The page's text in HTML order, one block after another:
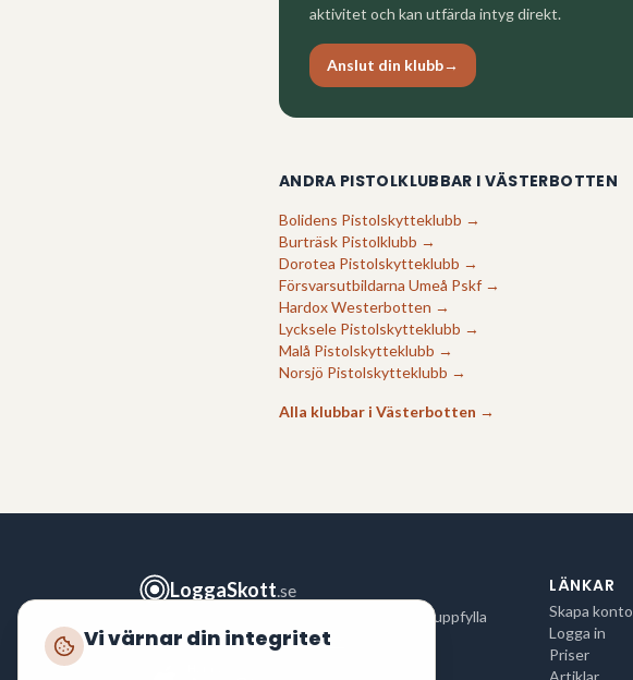
aktivitet och kan utfärda intyg direkt.
Anslut din klubb→
ANDRA PISTOLKLUBBAR I VÄSTERBOTTEN
Bolidens Pistolskytteklubb →
Burträsk Pistolklubb →
Dorotea Pistolskytteklubb →
Försvarsutbildarna Umeå Pskf →
Hardox Westerbotten →
Lycksele Pistolskytteklubb →
Malå Pistolskytteklubb →
Norsjö Pistolskytteklubb →
Alla klubbar i Västerbotten →
LoggaSkott.se
Logga ditt skytte snabbt och enkelt för att uppfylla
polisens krav enligtFAP 551-3
LÄNKAR
Skapa konto
Logga in
Priser
Artiklar
Vi värnar din integritet